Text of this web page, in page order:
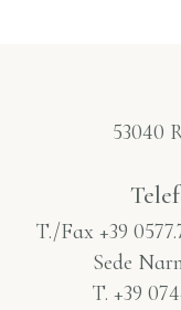
53040
T./Fax +39
Sede
T. +39